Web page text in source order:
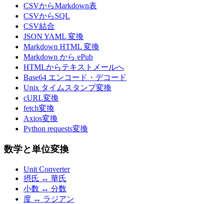
CSVからMarkdown表
CSVからSQL
CSV結合
JSON YAML 変換
Markdown HTML 変換
Markdown から ePub
HTMLからテキストメールへ
Base64 エンコード・デコード
Unix タイムスタンプ変換
cURL変換
fetch変換
Axios変換
Python requests変換
数学と単位変換
Unit Converter
摂氏 ↔ 華氏
小数 ↔ 分数
度 ↔ ラジアン